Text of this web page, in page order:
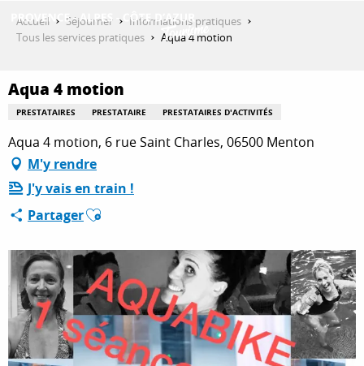
QUE FAIRE ?
SÉJOURNER
ESPACE PRO
Accueil Séjourner
Informations pratiques
Tous les services pratiques
Aqua 4 motion
Aqua 4 motion
PRESTATAIRES PRESTATAIRE PRESTATAIRES D'ACTIVITÉS
Aqua 4 motion, 6 rue Saint Charles, 06500 Menton
M'y rendre
J'y vais en train !
PartagerAjouter aux favoris